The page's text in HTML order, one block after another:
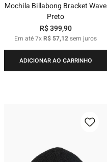
Mochila Billabong Bracket Wave
Preto
R$399,90
Em até7xR$ 57,12sem juros
ADICIONAR AO CARRINHO